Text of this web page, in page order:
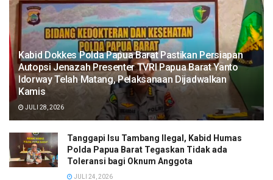
Kabid Dokkes Polda Papua Barat Pastikan Persiapan
Autopsi Jenazah Presenter TVRI Papua Barat Yanto
Idorway Telah Matang, Pelaksanaan Dijadwalkan
Kamis
JULI 28, 2026
Tanggapi Isu Tambang Ilegal, Kabid Humas
Polda Papua Barat Tegaskan Tidak ada
Toleransi bagi Oknum Anggota
JULI 24, 2026